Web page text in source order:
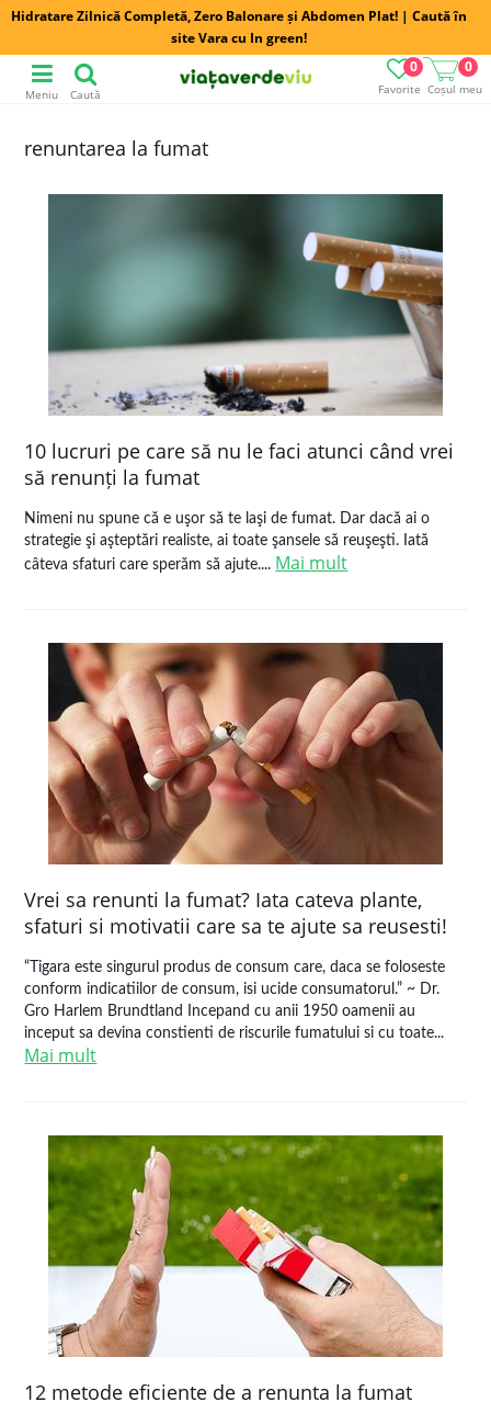
Hidratare Zilnică Completă, Zero Balonare și Abdomen Plat! | Caută în
site Vara cu In green!
Favorite
0
Coșul meu
0
Meniu Caută
renuntarea la fumat
10 lucruri pe care să nu le faci atunci când vrei
să renunți la fumat
Nimeni nu spune că e uşor să te laşi de fumat. Dar dacă ai o
strategie şi aşteptări realiste, ai toate şansele să reuşeşti. Iată
câteva sfaturi care sperăm să ajute.... Mai mult
Vrei sa renunti la fumat? Iata cateva plante,
sfaturi si motivatii care sa te ajute sa reusesti!
“Tigara este singurul produs de consum care, daca se foloseste
conform indicatiilor de consum, isi ucide consumatorul.” ~ Dr.
Gro Harlem Brundtland Incepand cu anii 1950 oamenii au
inceput sa devina constienti de riscurile fumatului si cu toate...
Mai mult
12 metode eficiente de a renunta la fumat